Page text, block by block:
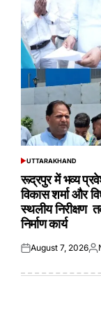
POSTED
UTTARAKHAND
रूद्रपुर में भव्य
विकास शर्मा और
स्थलीय निरीक्षण
निर्माण कार्य
Posted
August 7, 2026